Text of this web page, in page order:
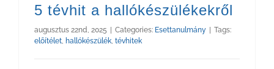
5 tévhit a hallókészülékekről
augusztus 22nd, 2025 | Categories: Esettanulmány | Tags:
előítélet hallókészülék tévhitek